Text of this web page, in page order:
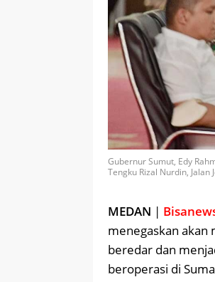
Gubernur Sumut, Edy
Tengku Rizal Nurdin,
MEDAN |
menegaskan akan
beredar dan
beroperasi di